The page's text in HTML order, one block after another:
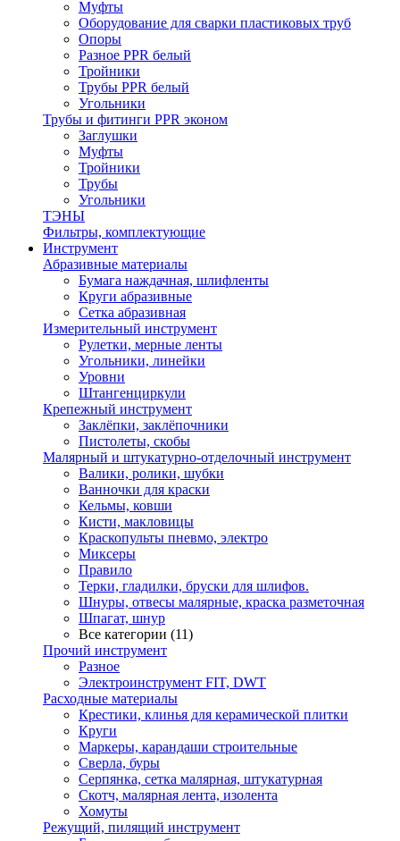
Муфты
Оборудование для сварки пластиковых труб
Опоры
Разное PPR белый
Тройники
Трубы PPR белый
Угольники
Трубы и фитинги PPR эконом
Заглушки
Муфты
Тройники
Трубы
Угольники
ТЭНЫ
Фильтры, комплектующие
Инструмент
Абразивные материалы
Бумага наждачная, шлифленты
Круги абразивные
Сетка абразивная
Измерительный инструмент
Рулетки, мерные ленты
Угольники, линейки
Уровни
Штангенциркули
Крепежный инструмент
Заклёпки, заклёпочники
Пистолеты, скобы
Малярный и штукатурно-отделочный инструмент
Валики, ролики, шубки
Ванночки для краски
Кельмы, ковши
Кисти, макловицы
Краскопульты пневмо, электро
Миксеры
Правило
Терки, гладилки, бруски для шлифов.
Шнуры, отвесы малярные, краска разметочная
Шпагат, шнур
Все категории (11)
Прочий инструмент
Разное
Электроинструмент FIT, DWT
Расходные материалы
Крестики, клинья для керамической плитки
Круги
Маркеры, карандаши строительные
Сверла, буры
Серпянка, сетка малярная, штукатурная
Скотч, малярная лента, изолента
Хомуты
Режущий, пилящий инструмент